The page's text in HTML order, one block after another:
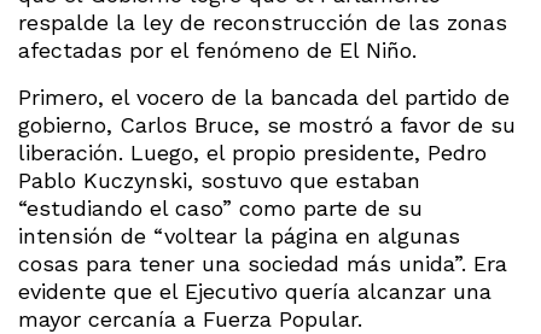
respalde la ley de reconstrucción de las zonas
afectadas por el fenómeno de El Niño.
Primero, el vocero de la bancada del partido de
gobierno, Carlos Bruce, se mostró a favor de su
liberación. Luego, el propio presidente, Pedro
Pablo Kuczynski, sostuvo que estaban
“estudiando el caso” como parte de su
intensión de “voltear la página en algunas
cosas para tener una sociedad más unida”. Era
evidente que el Ejecutivo quería alcanzar una
mayor cercanía a Fuerza Popular.